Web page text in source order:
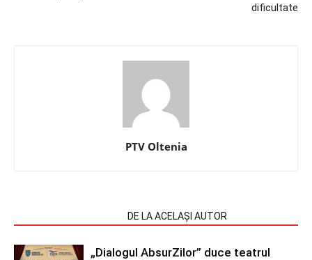
dificultate
PTV Oltenia
DE LA ACELAȘI AUTOR
„Dialogul AbsurZilor” duce teatrul